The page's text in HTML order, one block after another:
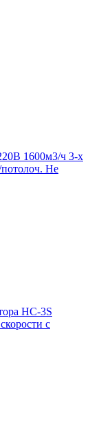
1600м3/ч 3-х
He
HC-3S
с